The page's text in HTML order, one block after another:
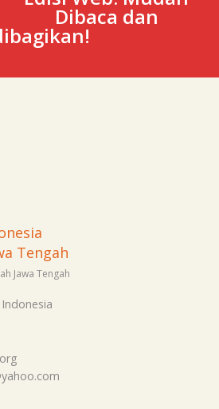
Dibaca dan
Tengah
Jawa Tengah
Indonesia